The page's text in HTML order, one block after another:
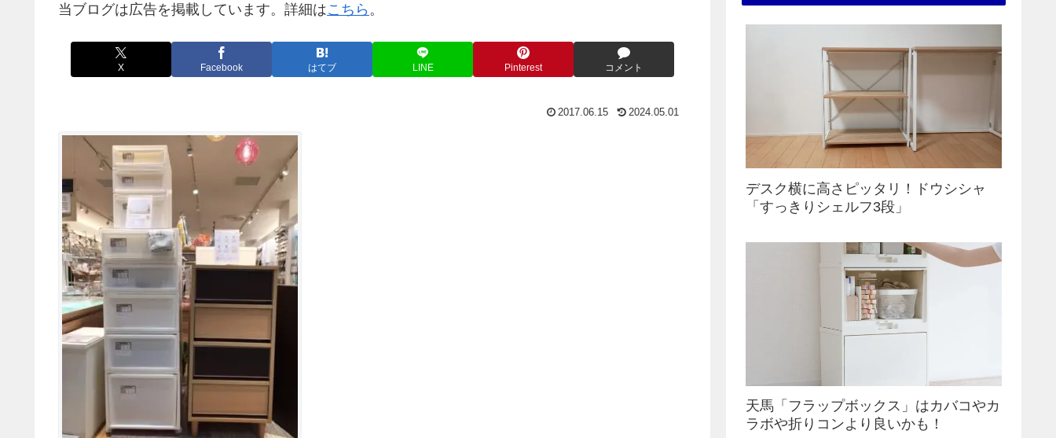
当ブログは広告を掲載しています。詳細はこちら 。
X Facebook はてブ LINE Pinterest コメント
2017.06.15 2024.05.01
デスク横に高さピッタリ！ドウシシャ
「すっきりシェルフ3段」
天馬「フラップボックス」はカバコやカ
ラボや折りコンより良いかも！